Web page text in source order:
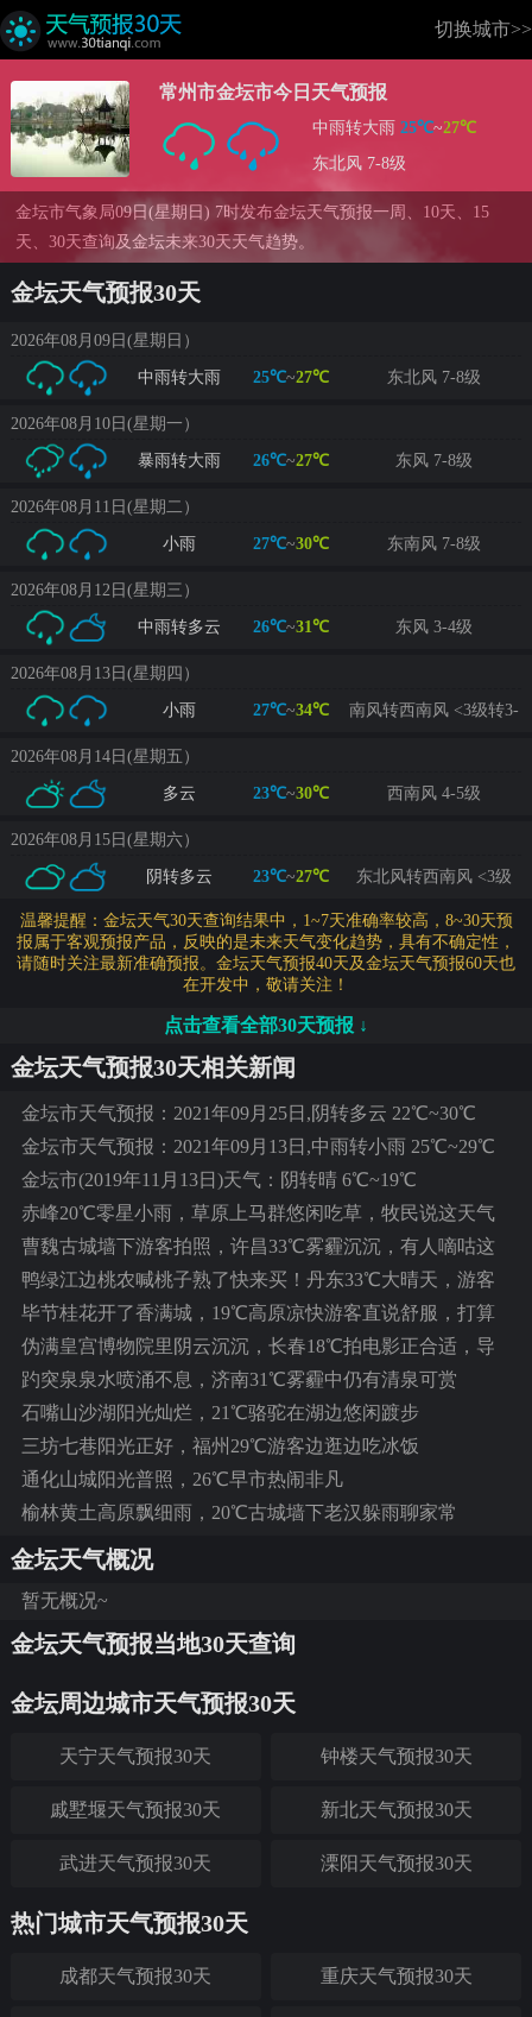
切换城市>>
常州市金坛市今日天气预报
中雨转大雨 25℃~27℃
东北风 7-8级
金坛市气象局09日(星期日) 7时发布金坛天气预报一周、10天、15
天、30天查询及金坛未来30天天气趋势。
金坛天气预报30天
2026年08月09日(星期日）
中雨转大雨 25℃~27℃ 东北风 7-8级
2026年08月10日(星期一）
暴雨转大雨 26℃~27℃ 东风 7-8级
2026年08月11日(星期二）
小雨 27℃~30℃ 东南风 7-8级
2026年08月12日(星期三）
中雨转多云 26℃~31℃ 东风 3-4级
2026年08月13日(星期四）
小雨 27℃~34℃ 南风转西南风 <3级转3-
2026年08月14日(星期五）
多云 23℃~30℃ 西南风 4-5级
2026年08月15日(星期六）
阴转多云 23℃~27℃ 东北风转西南风 <3级
温馨提醒：金坛天气30天查询结果中，1~7天准确率较高，8~30天预
报属于客观预报产品，反映的是未来天气变化趋势，具有不确定性，
请随时关注最新准确预报。金坛天气预报40天及金坛天气预报60天也
在开发中，敬请关注！
点击查看全部30天预报 ↓
金坛天气预报30天相关新闻
金坛市天气预报：2021年09月25日,阴转多云 22℃~30℃
金坛市天气预报：2021年09月13日,中雨转小雨 25℃~29℃
金坛市(2019年11月13日)天气：阴转晴 6℃~19℃
赤峰20℃零星小雨，草原上马群悠闲吃草，牧民说这天气
舒服不累
曹魏古城墙下游客拍照，许昌33℃雾霾沉沉，有人嘀咕这
天拍照不清晰
鸭绿江边桃农喊桃子熟了快来买！丹东33℃大晴天，游客
边吃边拍照
毕节桂花开了香满城，19℃高原凉快游客直说舒服，打算
多住几天再走
伪满皇宫博物院里阴云沉沉，长春18℃拍电影正合适，导
演喊咔了好几遍
趵突泉泉水喷涌不息，济南31℃雾霾中仍有清泉可赏
石嘴山沙湖阳光灿烂，21℃骆驼在湖边悠闲踱步
三坊七巷阳光正好，福州29℃游客边逛边吃冰饭
通化山城阳光普照，26℃早市热闹非凡
榆林黄土高原飘细雨，20℃古城墙下老汉躲雨聊家常
金坛天气概况
暂无概况~
金坛天气预报当地30天查询
金坛周边城市天气预报30天
天宁天气预报30天 钟楼天气预报30天
戚墅堰天气预报30天 新北天气预报30天
武进天气预报30天 溧阳天气预报30天
热门城市天气预报30天
成都天气预报30天 重庆天气预报30天